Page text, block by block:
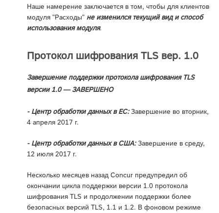
Наше намерение заключается в том, чтобы для клиентов
модуля "Расходы" не изменился текущий вид и способ
использования модуля.
Протокол шифрования TLS вер. 1.0
Завершение поддержки протокола шифрования TLS
версии 1.0 — ЗАВЕРШЕНО
- Центр обработки данных в ЕС:Завершение во вторник,
4 апреля 2017 г.
- Центр обработки данных в США:Завершение в среду,
12 июля 2017 г.
Несколько месяцев назад Concur предупредил об
окончании цикла поддержки версии 1.0 протокола
шифрования TLS и продолжении поддержки более
безопасных версий TLS, 1.1 и 1.2. В фоновом режиме